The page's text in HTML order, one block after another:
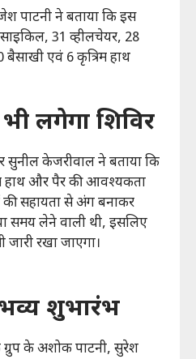
पाटनी ने बताया कि इस
31 व्हीलचेयर, 28
एवं 6 कृत्रिम हाथ
लगेगा शिविर
केजरीवाल ने बताया कि
हाथ और पैर की आवश्यकता
की सहायता से अंग बनाकर
समय लेने वाली थी, इसलिए
जारी रखा जाएगा।
शुभारंभ
के अशोक पाटनी, सुरेश